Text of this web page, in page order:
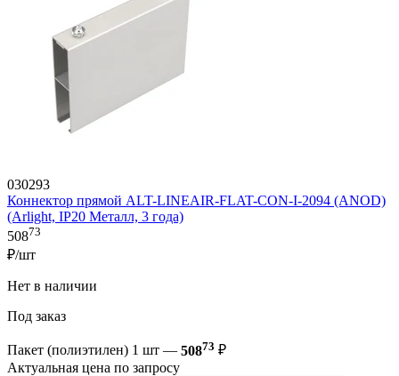
030293
Коннектор прямой ALT-LINEAIR-FLAT-CON-I-2094 (ANOD)
(Arlight, IP20 Металл, 3 года)
50873
₽/шт
Нет в наличии
Под заказ
Пакет (полиэтилен) 1 шт — 50873 ₽
Актуальная цена по запросу